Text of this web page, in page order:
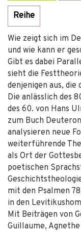
Reihe
Wie zeigt sich im
und wie kann er
Gibt es dabei
sieht die
denjenigen aus,
Die anlässlich des
des 60. von Hans
zum Buch
analysieren neue
weiterführende
als Ort der
poetischen
mit den Psalmen
in den
Mit Beiträgen von
Guillaume,